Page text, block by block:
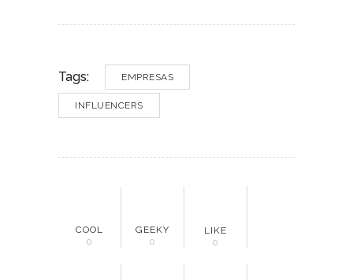
Tags: EMPRESAS
INFLUENCERS
COOL
0
GEEKY
0
LIKE
0